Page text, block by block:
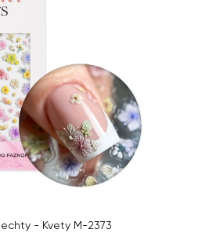
- Kvety M-2373